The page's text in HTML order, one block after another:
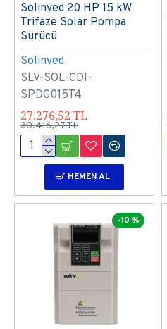
Solinved
SLV-SOL-CDI-
SPDG015T4
Solinved 20 HP 15 kW
Trifaze Solar Pompa
Sürücü
27.276,52 TL
30.416,27 TL
HEMEN AL
-10 %